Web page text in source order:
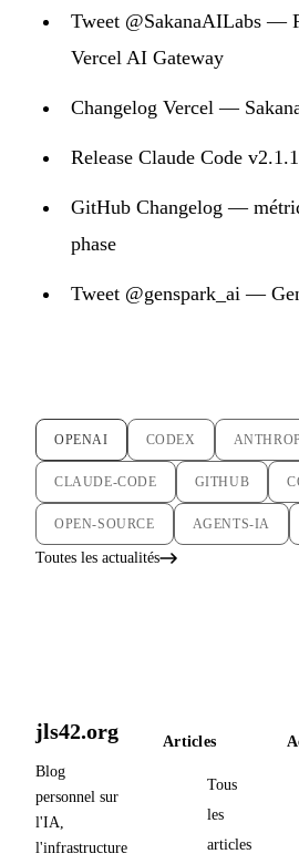
Tweet @SakanaAILabs —
Vercel AI Gateway
Changelog Vercel —
Release Claude Code
GitHub Changelog —
phase
Tweet @genspark_ai —
OPENAI CODEX
CLAUDE-CODE GITHUB
OPEN-SOURCE AGENTS-IA
Toutes les actualités
jls42.org
Blog
personnel sur
l'IA,
l'infrastructure
Articles
Tous
les
articles